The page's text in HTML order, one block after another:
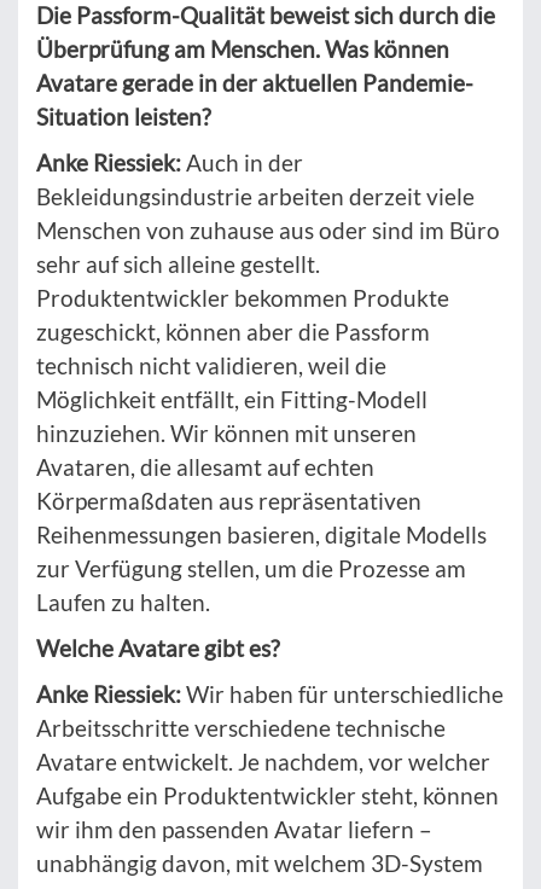
Die Passform-Qualität beweist sich durch die
Überprüfung am Menschen. Was können
Avatare gerade in der aktuellen Pandemie-
Situation leisten?
Anke Riessiek:Auch in der
Bekleidungsindustrie arbeiten derzeit viele
Menschen von zuhause aus oder sind im Büro
sehr auf sich alleine gestellt.
Produktentwickler bekommen Produkte
zugeschickt, können aber die Passform
technisch nicht validieren, weil die
Möglichkeit entfällt, ein Fitting-Modell
hinzuziehen. Wir können mit unseren
Avataren, die allesamt auf echten
Körpermaßdaten aus repräsentativen
Reihenmessungen basieren, digitale Modells
zur Verfügung stellen, um die Prozesse am
Laufen zu halten.
Welche Avatare gibt es?
Anke Riessiek:Wir haben für unterschiedliche
Arbeitsschritte verschiedene technische
Avatare entwickelt. Je nachdem, vor welcher
Aufgabe ein Produktentwickler steht, können
wir ihm den passenden Avatar liefern –
unabhängig davon, mit welchem 3D-System